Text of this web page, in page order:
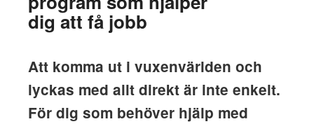
dig att få jobb
Att komma ut i vuxenvärlden och
lyckas med allt direkt är inte enkelt.
För dig som behöver hjälp med